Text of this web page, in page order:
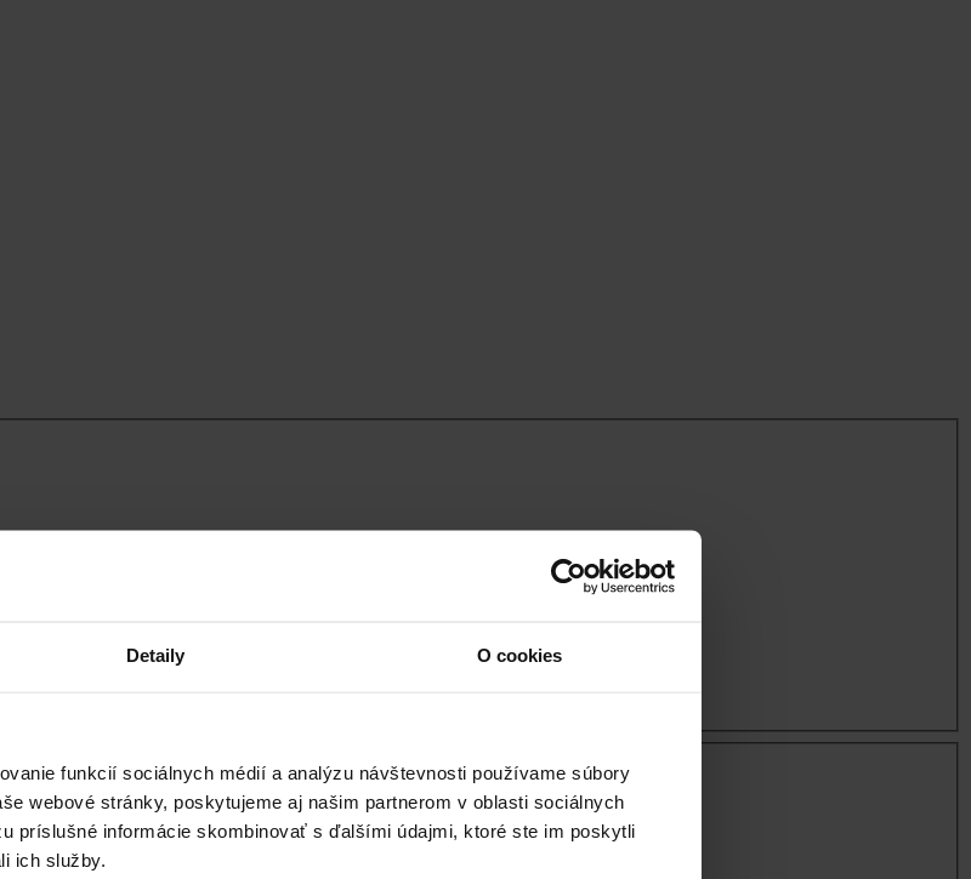
Detaily O cookies
funkcií sociálnych médií a analýzu návštevnosti používame súbory
webové stránky, poskytujeme aj našim partnerom v oblasti sociálnych
príslušné informácie skombinovať s ďalšími údajmi, ktoré ste im poskytli
ich služby.